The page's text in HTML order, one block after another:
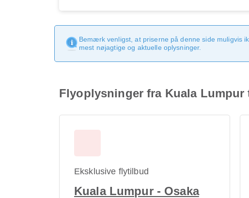
Bemærk venligst, at priserne på denne side muligvis
mest nøjagtige og aktuelle oplysninger.
Flyoplysninger fra Kuala Lumpur
Eksklusive flytilbud
Kuala Lumpur - Osaka